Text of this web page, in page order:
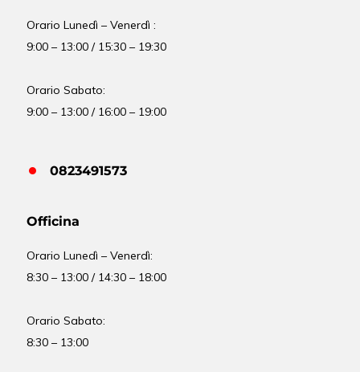
Orario Lunedì – Venerdì :
9:00 – 13:00 / 15:30 – 19:30
Orario Sabato:
9:00 – 13:00 / 16:00 – 19:00
0823491573
Officina
OrarioLunedì – Venerdì:
8:30 – 13:00 / 14:30 – 18:00
Orario Sabato:
8:30 – 13:00